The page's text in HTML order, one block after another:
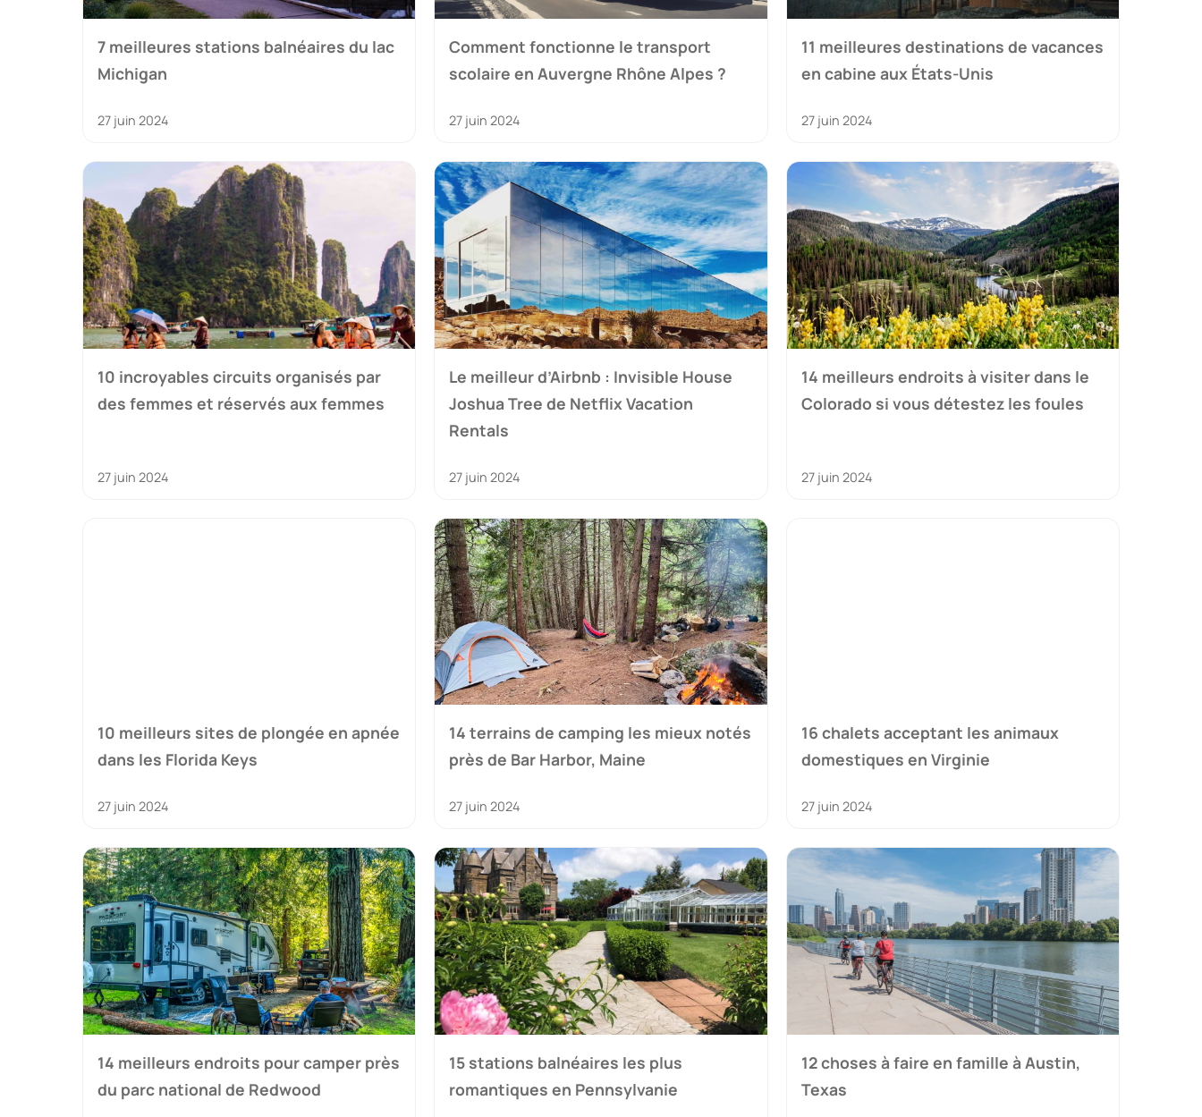
7 meilleures stations balnéaires du lac
Michigan
27 juin 2024
Comment fonctionne le transport
scolaire en Auvergne Rhône Alpes ?
27 juin 2024
11 meilleures destinations de vacances
en cabine aux États-Unis
27 juin 2024
10 incroyables circuits organisés par
des femmes et réservés aux femmes
27 juin 2024
Le meilleur d’Airbnb : Invisible House
Joshua Tree de Netflix Vacation
Rentals
27 juin 2024
14 meilleurs endroits à visiter dans le
Colorado si vous détestez les foules
27 juin 2024
10 meilleurs sites de plongée en apnée
dans les Florida Keys
27 juin 2024
14 terrains de camping les mieux notés
près de Bar Harbor, Maine
27 juin 2024
16 chalets acceptant les animaux
domestiques en Virginie
27 juin 2024
14 meilleurs endroits pour camper près
du parc national de Redwood
15 stations balnéaires les plus
romantiques en Pennsylvanie
12 choses à faire en famille à Austin,
Texas